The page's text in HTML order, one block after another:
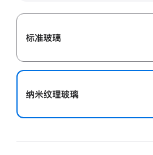
标准玻璃
纳米纹理玻璃